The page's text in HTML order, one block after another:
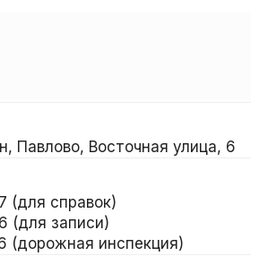
Павлово, Восточная улица, 6
(для справок)
(для записи)
(дорожная инспекция)